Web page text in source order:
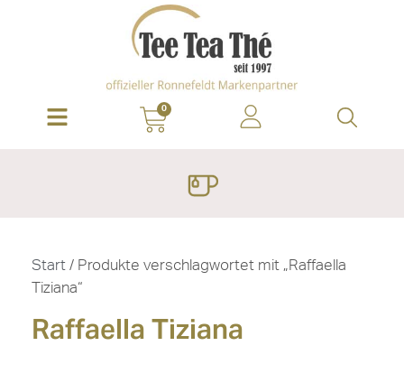
0
Start / Produkte verschlagwortet mit „Raffaella
Tiziana“
Raffaella Tiziana